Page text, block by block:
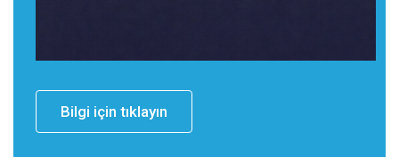
Bilgi için tıklayın